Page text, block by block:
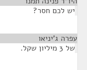
יש לכם חסר?
עפרה ג'יניאו
של 3 מיליון שקל.